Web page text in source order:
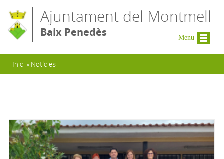
Ajuntament del Montmell
Baix Penedès
Esteu aquí
Inici » Notícies
Menu